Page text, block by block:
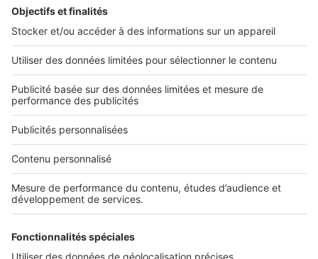
Nos applications
Découvrez nos applications
Services pro
Accès client